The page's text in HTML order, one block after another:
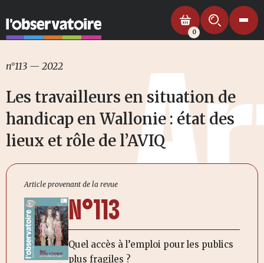
0
n°113 — 2022
Les travailleurs en situation de
handicap en Wallonie : état des
lieux et rôle de l’AVIQ
Article provenant de la revue
N°113
Quel accès à l’emploi pour les publics
plus fragiles ?